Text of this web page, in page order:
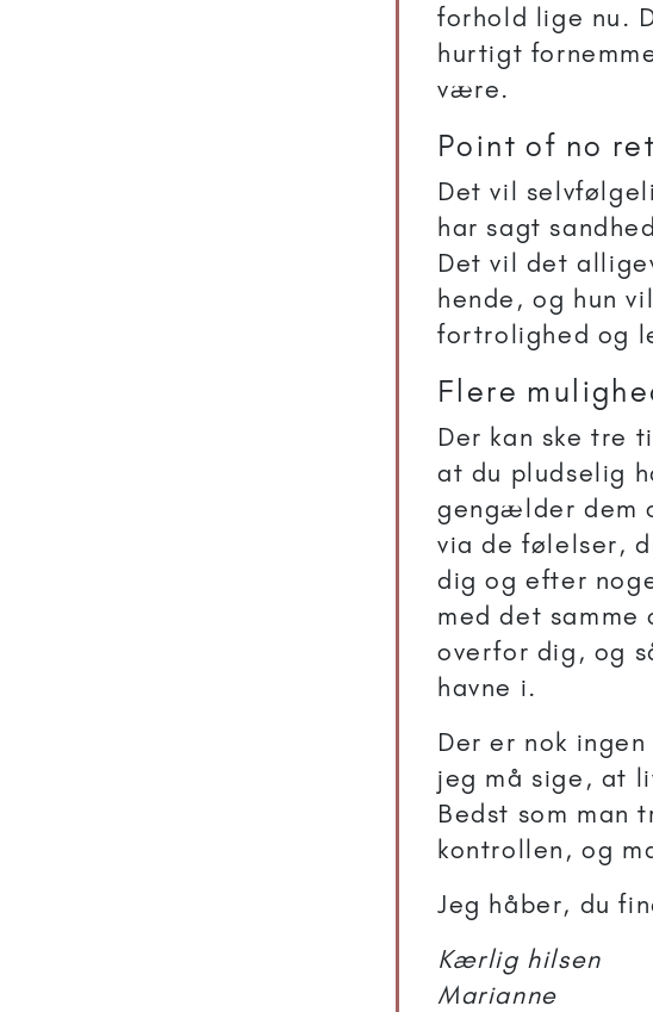
forhold lige nu.
hurtigt
være.
Point of no
Det vil
har sagt
Det vil det
hende, og hun
fortrolighed og
Flere
Der kan ske tre
at du pludselig
gengælder dem
via de følelser,
dig og efter
med det samme
overfor dig, og
havne i.
Der er nok
jeg må sige, at
Bedst som man
kontrollen, og
Jeg håber, du
Kærlig hilsen
Marianne